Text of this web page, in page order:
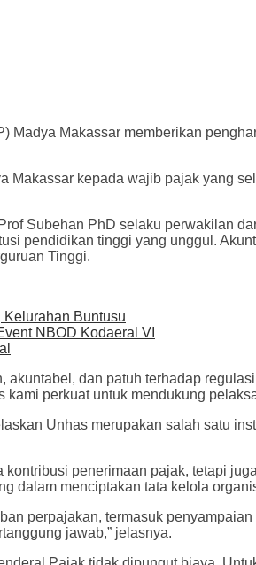
Madya Makassar memberikan
kepada wajib pajak yang
Subehan PhD selaku perwakilan
pendidikan tinggi yang unggul.
Tinggi.
Buntusu
NBOD Kodaeral VI
dan patuh terhadap
perkuat untuk mendukung
Unhas merupakan salah satu
penerimaan pajak, tetapi
dalam menciptakan tata kelola
perpajakan, termasuk
jawab,” jelasnya.